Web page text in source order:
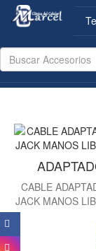
CABLE
JACK MANOS